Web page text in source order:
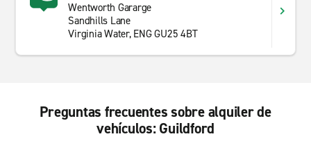
Wentworth Gararge
Sandhills Lane
Virginia Water, ENG GU25 4BT
Preguntas frecuentes sobre alquiler de
vehículos: Guildford